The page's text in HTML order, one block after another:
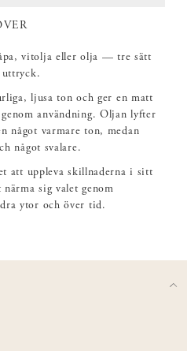
vitolja eller olja — tre sätt
uttryck.
ljusa ton och ger en matt
användning. Oljan lyfter
något varmare ton, medan
något svalare.
att uppleva skillnaderna i sitt
sig valet genom
ytor och över tid.